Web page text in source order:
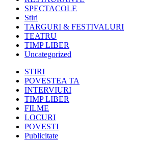
SPECTACOLE
Stiri
TARGURI & FESTIVALURI
TEATRU
TIMP LIBER
Uncategorized
STIRI
POVESTEA TA
INTERVIURI
TIMP LIBER
FILME
LOCURI
POVESTI
Publicitate